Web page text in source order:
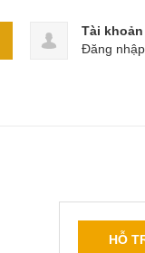
Tài khoản
Đăng nhập
HỖ